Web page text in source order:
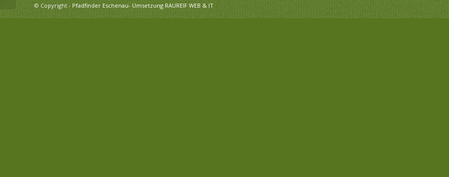
© Copyright - Pfadfinder Eschenau- Umsetzung RAUREIF WEB & IT